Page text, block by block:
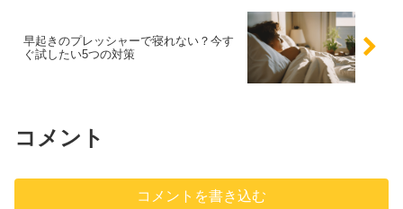
早起きのプレッシャーで寝れない？今す
ぐ試したい5つの対策
コメント
コメントを書き込む